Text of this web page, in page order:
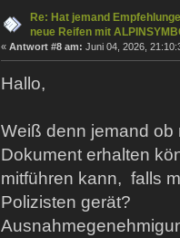
Re: Hat jemand
neue Reifen mit
« Antwort #8 am: Juni 04, 2026,
Hallo,
Weiß denn jemand ob
Dokument erhalten
mitführen kann, falls
Polizisten gerät?